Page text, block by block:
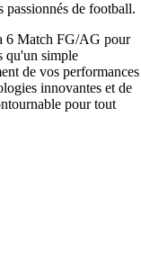
passionnés de football.
6 Match FG/AG pour
qu'un simple
de vos performances
innovantes et de
pour tout